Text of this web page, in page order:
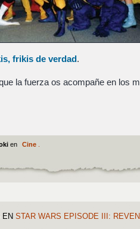
frikis de verdad.
la fuerza os acompañe en los
en Cine.
EN STAR WARS EPISODE III: